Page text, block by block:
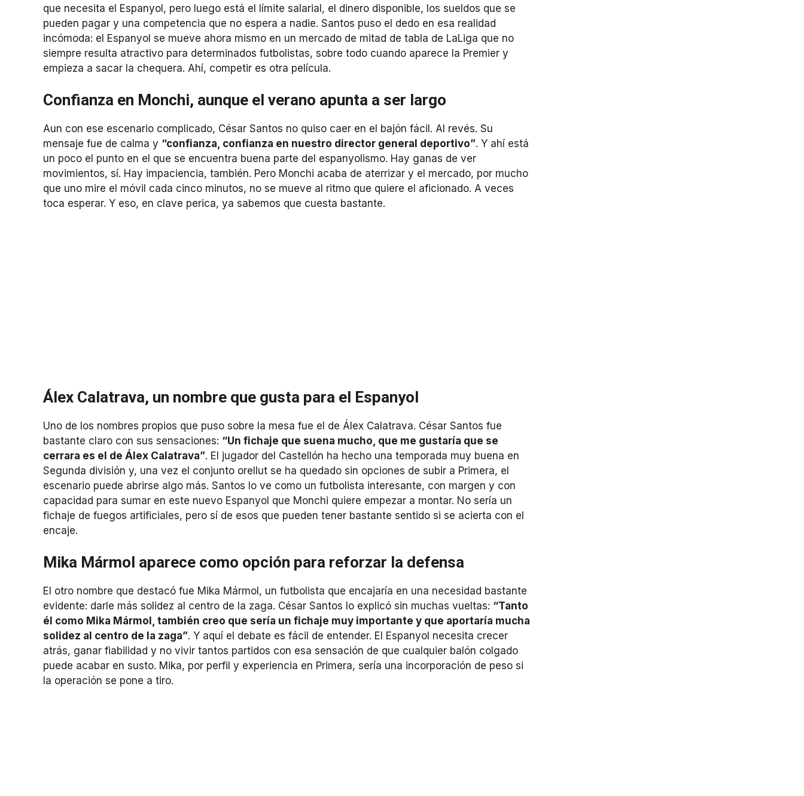
que necesita el Espanyol, pero luego está el límite salarial, el dinero disponible, los sueldos que se
pueden pagar y una competencia que no espera a nadie. Santos puso el dedo en esa realidad
incómoda: el Espanyol se mueve ahora mismo en un mercado de mitad de tabla de LaLiga que no
siempre resulta atractivo para determinados futbolistas, sobre todo cuando aparece la Premier y
empieza a sacar la chequera. Ahí, competir es otra película.
Confianza en Monchi, aunque el verano apunta a ser largo
Aun con ese escenario complicado, César Santos no quiso caer en el bajón fácil. Al revés. Su
mensaje fue de calma y “confianza, confianza en nuestro director general deportivo”. Y ahí está
un poco el punto en el que se encuentra buena parte del espanyolismo. Hay ganas de ver
movimientos, sí. Hay impaciencia, también. Pero Monchi acaba de aterrizar y el mercado, por mucho
que uno mire el móvil cada cinco minutos, no se mueve al ritmo que quiere el aficionado. A veces
toca esperar. Y eso, en clave perica, ya sabemos que cuesta bastante.
Álex Calatrava, un nombre que gusta para el Espanyol
Uno de los nombres propios que puso sobre la mesa fue el de Álex Calatrava. César Santos fue
bastante claro con sus sensaciones: “Un fichaje que suena mucho, que me gustaría que se
cerrara es el de Álex Calatrava”. El jugador del Castellón ha hecho una temporada muy buena en
Segunda división y, una vez el conjunto orellut se ha quedado sin opciones de subir a Primera, el
escenario puede abrirse algo más. Santos lo ve como un futbolista interesante, con margen y con
capacidad para sumar en este nuevo Espanyol que Monchi quiere empezar a montar. No sería un
fichaje de fuegos artificiales, pero sí de esos que pueden tener bastante sentido si se acierta con el
encaje.
Mika Mármol aparece como opción para reforzar la defensa
El otro nombre que destacó fue Mika Mármol, un futbolista que encajaría en una necesidad bastante
evidente: darle más solidez al centro de la zaga. César Santos lo explicó sin muchas vueltas: “Tanto
él como Mika Mármol, también creo que sería un fichaje muy importante y que aportaría mucha
solidez al centro de la zaga”. Y aquí el debate es fácil de entender. El Espanyol necesita crecer
atrás, ganar fiabilidad y no vivir tantos partidos con esa sensación de que cualquier balón colgado
puede acabar en susto. Mika, por perfil y experiencia en Primera, sería una incorporación de peso si
la operación se pone a tiro.